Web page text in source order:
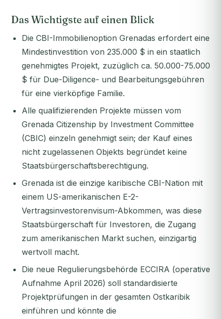
Das Wichtigste auf einen Blick
Die CBI-Immobilienoption Grenadas erfordert eine
Mindestinvestition von 235.000 $ in ein staatlich
genehmigtes Projekt, zuzüglich ca. 50.000-75.000
$ für Due-Diligence- und Bearbeitungsgebühren
für eine vierköpfige Familie.
Alle qualifizierenden Projekte müssen vom
Grenada Citizenship by Investment Committee
(CBIC) einzeln genehmigt sein; der Kauf eines
nicht zugelassenen Objekts begründet keine
Staatsbürgerschaftsberechtigung.
Grenada ist die einzige karibische CBI-Nation mit
einem US-amerikanischen E-2-
Vertragsinvestorenvisum-Abkommen, was diese
Staatsbürgerschaft für Investoren, die Zugang
zum amerikanischen Markt suchen, einzigartig
wertvoll macht.
Die neue Regulierungsbehörde ECCIRA (operative
Aufnahme April 2026) soll standardisierte
Projektprüfungen in der gesamten Ostkaribik
einführen und könnte die